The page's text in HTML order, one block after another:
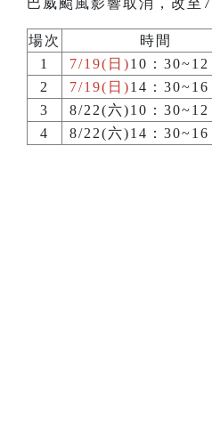
巴威颱風影響取消，改至
場次 時間
1
7/19(日)10：30~12
2 7/19(日)14：30~16
3
8/22(六)10：30~12
4 8/22(六)14：30~16